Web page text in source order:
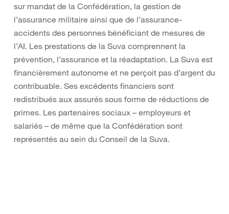
sur mandat de la Confédération, la gestion de
l’assurance militaire ainsi que de l’assurance-
accidents des personnes bénéficiant de mesures de
l’AI. Les prestations de la Suva comprennent la
prévention, l’assurance et la réadaptation. La Suva est
financièrement autonome et ne perçoit pas d’argent du
contribuable. Ses excédents financiers sont
redistribués aux assurés sous forme de réductions de
primes. Les partenaires sociaux – employeurs et
salariés – de même que la Confédération sont
représentés au sein du Conseil de la Suva.